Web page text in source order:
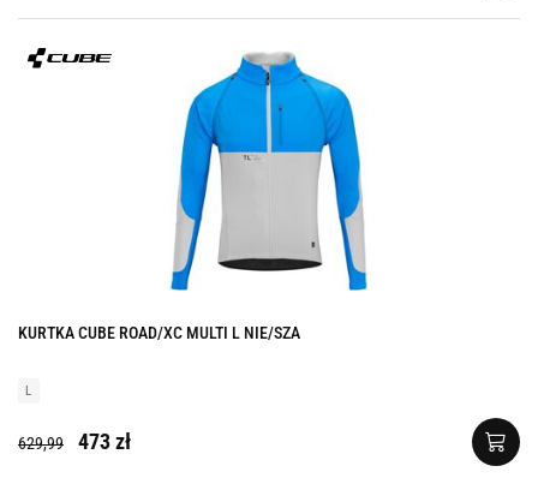
KURTKA CUBE ROAD/XC MULTI L NIE/SZA
L
629,99 473 zł